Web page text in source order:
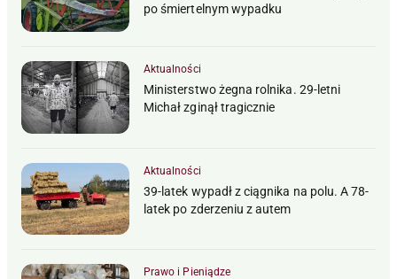
po śmiertelnym wypadku
Aktualności
Ministerstwo żegna rolnika. 29-letni
Michał zginął tragicznie
Aktualności
39-latek wypadł z ciągnika na polu. A 78-
latek po zderzeniu z autem
Prawo i Pieniądze